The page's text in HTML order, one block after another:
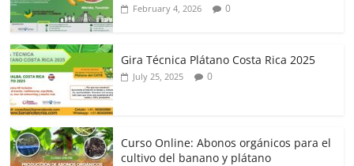
February 4, 2026 0
Gira Técnica Plátano Costa Rica 2025
July 25, 2025 0
Curso Online: Abonos orgánicos para el
cultivo del banano y plátano